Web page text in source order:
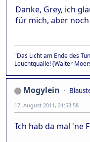
Danke, Grey, ich
für mich, aber
"Das Licht am Ende des
Leuchtqualle! (Walter
Mogylein
17. August 2011, 21:53:58
Ich hab da mal 'ne